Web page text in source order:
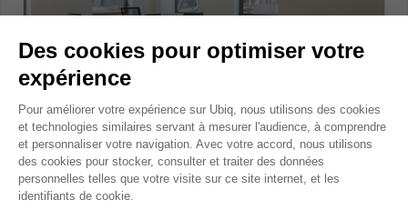
Avenue du Valquiou, Tremblay-en-France
Bureau privé • coworking
6 postes • 32 m
1 500 € par mois
Des cookies pour optimiser votre
expérience
Plateforme de Gestion du
Pour améliorer votre expérience sur Ubiq, nous utilisons des cookies
et technologies similaires servant à mesurer l'audience, à comprendre
et personnaliser votre navigation. Avec votre accord, nous utilisons
des cookies pour stocker, consulter et traiter des données
personnelles telles que votre visite sur ce site internet, et les
identifiants de cookie.